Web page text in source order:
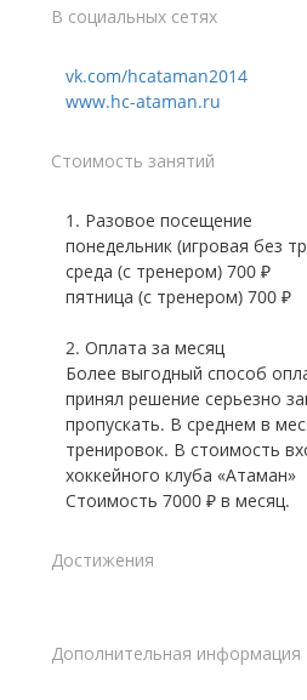
В социальных сетях
vk.com/hcataman2014
www.hc-ataman.ru
Стоимость занятий
1. Разовое посещение
понедельник (игровая без
среда (с тренером) 700 ₽
пятница (с тренером) 700 ₽
2. Оплата за месяц
Более выгодный способ
принял решение серьезно
пропускать. В среднем в
тренировок. В стоимость
хоккейного клуба «Атаман»
Стоимость 7000 ₽ в месяц.
Достижения
Дополнительная информация